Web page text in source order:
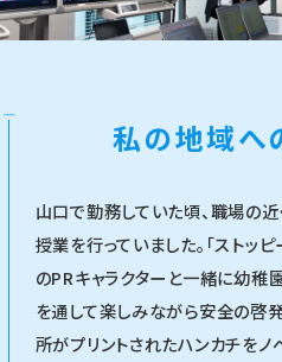
私の地域へ
山口で勤務していた頃、職場の
授業を行っていました。「ストッ
のPRキャラクターと一緒に幼稚
を通して楽しみながら安全の啓
所がプリントされたハンカチをノ